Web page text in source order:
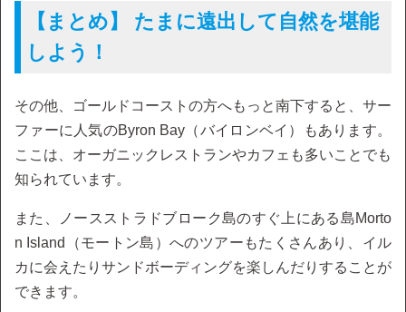
【まとめ】 たまに遠出して自然を堪能
しよう！
その他、ゴールドコーストの方へもっと南下すると、サー
ファーに人気のByron Bay（バイロンベイ）もあります。
ここは、オーガニックレストランやカフェも多いことでも
知られています。
また、ノースストラドブローク島のすぐ上にある島Morto
n Island（モートン島）へのツアーもたくさんあり、イル
カに会えたりサンドボーディングを楽しんだりすることが
できます。